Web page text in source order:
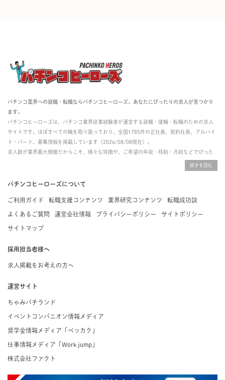
パチンコ業界への就職・転職ならパチンコヒーローズ。あなたにぴったりの求人が見つかり
ます。
パチンコヒーローズは、パチンコ業界従事経験者が運営する就職・復職・転職のための求人
サイトです。ほぼすべての職を取り扱っており、全国1785件の正社員、契約社員、アルバイ
ト・パート、募集情報を掲載しています（2026/08/08現在）。
求人数が業界最大規模だからこそ、様々な特徴や、ご希望の年収・時給・月給などでぴった
掲載している求人は、すべて契約法人様から寄せられた正規の求人情報です。応募いただい
た内容はすぐに直接事業所に届くためスムーズに転職・復職できます。
パチンコヒーローズについて
ご利用ガイド 転職支援コンテンツ 業界研究コンテンツ 転職成功談
よくあるご質問 運営会社情報 プライバシーポリシー サイトポリシー
サイトマップ
採用担当者様へ
求人掲載をお考えの方へ
運営サイト
ちゃみパチランド
イベントコンパニオン情報メディア
奨学金情報メディア「ベッカク」
仕事情報メディア「Work jump」
株式会社ファクト